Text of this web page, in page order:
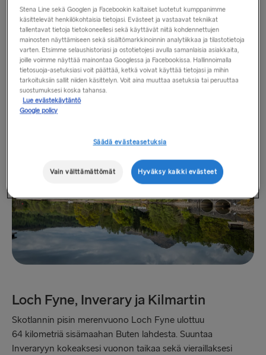
Britannian suurin sisämaan vesistö, Loch Lomond, on
täydellinen paikka kävelyretkelle tai kuvankauniiden kylien
kuten Lussin tutkimiseen. Parhaat näköalat löytyvät An
Ceann Mòrista Inveruglasista. Voit kokea järven
lähietäisyydeltä menemällä vesibussilla laiturilta toiselle – ja
voit jopa ottaa polkupyörän mukaasi. Täällä on myös paljon
kiivettävää – ehkäpä kapuat ensimmäiselle munrollesi?
Loch Fyne, Inverary ja Kilmartin
Skotlannin pisin merenvuono Loch Fyne ulottuu
64 kilometriä sisämaahan Buten lahdesta. Suuntaa
Inveraryyn kokeaksesi vuonon taikaa sekä vieraillaksesi
Stena Line sekä Googlen ja Facebookin kaltaiset luotetut kumppanimme
käsittelevät henkilökohtaisia tietojasi. Evästeet ja vastaavat tekniikat
tallentavat tietoja tietokoneellesi sekä käyttävät niitä kohdennettujen
mainosten näyttämiseen sekä sisältömarkkinoinnin analytiikkaa ja tilastotietoja
varten. Etsimme selaushistoriasi ja ostotietojesi avulla samanlaisia asiakkaita,
joille voimme näyttää mainontaa Googlessa ja Facebookissa. Hallinnoimalla
tietosuoja-asetuksiasi voit päättää, ketkä voivat käyttää tietojasi ja mihin
tarkoituksiin sallit niiden käsittelyn. Voit aina muuttaa asetuksia tai peruuttaa
suostumuksesi koska tahansa.
Lue evästekäytäntö
Google policy
Säädä evästeasetuksia
Vain välttämättömät Hyväksy kaikki evästeet